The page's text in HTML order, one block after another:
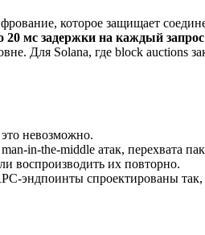
которое защищает
20 мс задержки на каждый запрос
Для Solana, где block auctions
невозможно.
in-the-middle атак, перехвата
воспроизводить их повторно.
эндпоинты спроектированы